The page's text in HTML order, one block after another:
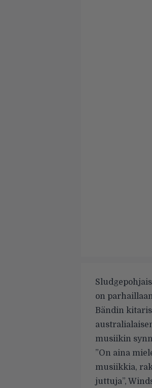
on
Bändin
musiikin
”On aina
musiikkia,
juttuja”,